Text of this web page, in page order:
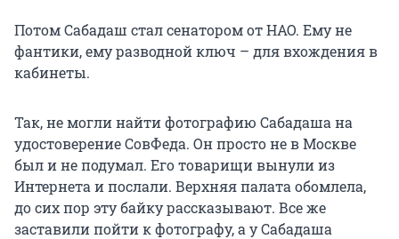
Потом Сабадаш стал сенатором от НАО. Ему не
фантики, ему разводной ключ – для вхождения в
кабинеты.
Так, не могли найти фотографию Сабадаша на
удостоверение СовФеда. Он просто не в Москве
был и не подумал. Его товарищи вынули из
Интернета и послали. Верхняя палата обомлела,
до сих пор эту байку рассказывают. Все же
заставили пойти к фотографу, а у Сабадаша